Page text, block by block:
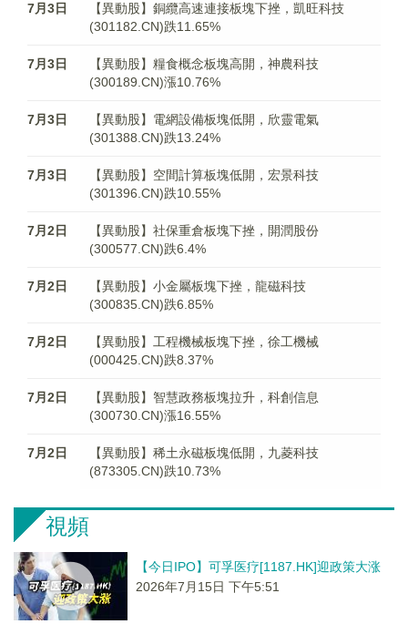
7月3日
【異動股】銅纜高速連接板塊下挫，凱旺科技
(301182.CN)跌11.65%
7月3日
【異動股】糧食概念板塊高開，神農科技
(300189.CN)漲10.76%
7月3日
【異動股】電網設備板塊低開，欣靈電氣
(301388.CN)跌13.24%
7月3日
【異動股】空間計算板塊低開，宏景科技
(301396.CN)跌10.55%
7月2日
【異動股】社保重倉板塊下挫，開潤股份
(300577.CN)跌6.4%
7月2日
【異動股】小金屬板塊下挫，龍磁科技
(300835.CN)跌6.85%
7月2日
【異動股】工程機械板塊下挫，徐工機械
(000425.CN)跌8.37%
7月2日
【異動股】智慧政務板塊拉升，科創信息
(300730.CN)漲16.55%
7月2日
【異動股】稀土永磁板塊低開，九菱科技
(873305.CN)跌10.73%
視頻
【今日IPO】可孚医疗[1187.HK]迎政策大涨
2026年7月15日 下午5:51